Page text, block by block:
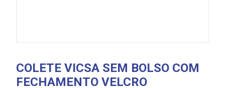
COLETE VICSA SEM BOLSO COM
FECHAMENTO VELCRO